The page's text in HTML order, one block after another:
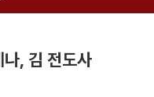
, 김 전도사